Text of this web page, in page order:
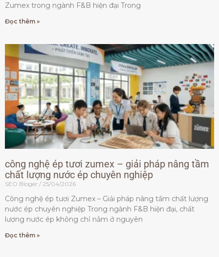
Zumex trong ngành F&B hiện đại Trong
Đọc thêm »
công nghệ ép tươi zumex – giải pháp nâng tầm
chất lượng nước ép chuyên nghiệp
SEO Bloger 25/04/2026
Công nghệ ép tươi Zumex – Giải pháp nâng tầm chất lượng
nước ép chuyên nghiệp Trong ngành F&B hiện đại, chất
lượng nước ép không chỉ nằm ở nguyên
Đọc thêm »